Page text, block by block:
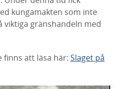
kungamakten som inte
viktiga gränshandeln med
finns att läsa här: Slaget på